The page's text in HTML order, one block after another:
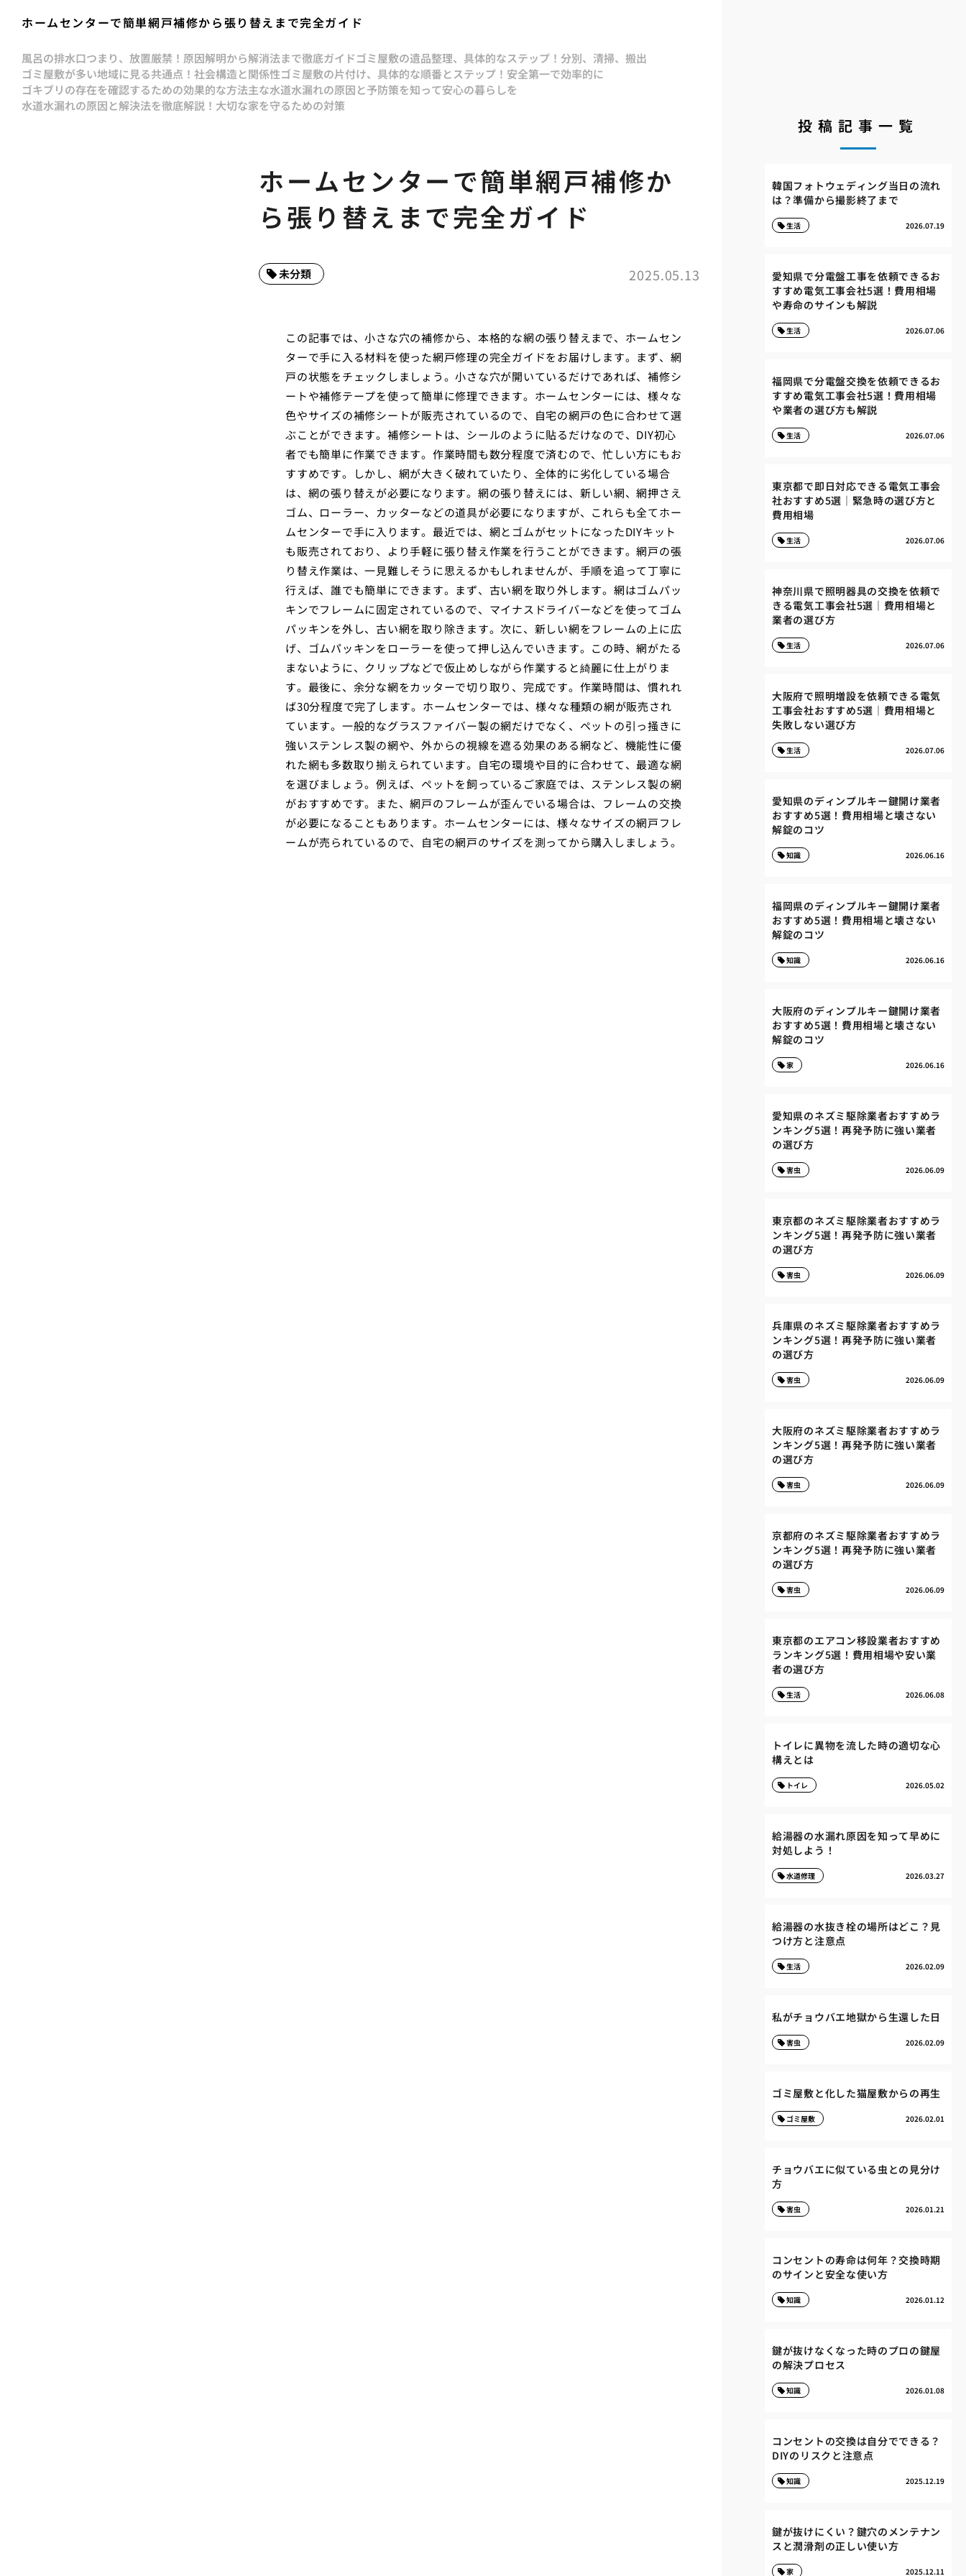
ホームセンターで簡単網戸補修から張り替えまで完全ガイド
風呂の排水口つまり、放置厳禁！原因解明から解消法まで徹底ガイドゴミ屋敷の遺品整理、具体的なステップ！分別、清掃、搬出
ゴミ屋敷が多い地域に見る共通点！社会構造と関係性ゴミ屋敷の片付け、具体的な順番とステップ！安全第一で効率的に
ゴキブリの存在を確認するための効果的な方法主な水道水漏れの原因と予防策を知って安心の暮らしを
水道水漏れの原因と解決法を徹底解説！大切な家を守るための対策
ホームセンターで簡単網戸補修か
ら張り替えまで完全ガイド
2025.05.13
未分類
この記事では、小さな穴の補修から、本格的な網の張り替えまで、ホームセン
ターで手に入る材料を使った網戸修理の完全ガイドをお届けします。まず、網
戸の状態をチェックしましょう。小さな穴が開いているだけであれば、補修シ
ートや補修テープを使って簡単に修理できます。ホームセンターには、様々な
色やサイズの補修シートが販売されているので、自宅の網戸の色に合わせて選
ぶことができます。補修シートは、シールのように貼るだけなので、DIY初心
者でも簡単に作業できます。作業時間も数分程度で済むので、忙しい方にもお
すすめです。しかし、網が大きく破れていたり、全体的に劣化している場合
は、網の張り替えが必要になります。網の張り替えには、新しい網、網押さえ
ゴム、ローラー、カッターなどの道具が必要になりますが、これらも全てホー
ムセンターで手に入ります。最近では、網とゴムがセットになったDIYキット
も販売されており、より手軽に張り替え作業を行うことができます。網戸の張
り替え作業は、一見難しそうに思えるかもしれませんが、手順を追って丁寧に
行えば、誰でも簡単にできます。まず、古い網を取り外します。網はゴムパッ
キンでフレームに固定されているので、マイナスドライバーなどを使ってゴム
パッキンを外し、古い網を取り除きます。次に、新しい網をフレームの上に広
げ、ゴムパッキンをローラーを使って押し込んでいきます。この時、網がたる
まないように、クリップなどで仮止めしながら作業すると綺麗に仕上がりま
す。最後に、余分な網をカッターで切り取り、完成です。作業時間は、慣れれ
ば30分程度で完了します。ホームセンターでは、様々な種類の網が販売され
ています。一般的なグラスファイバー製の網だけでなく、ペットの引っ掻きに
強いステンレス製の網や、外からの視線を遮る効果のある網など、機能性に優
れた網も多数取り揃えられています。自宅の環境や目的に合わせて、最適な網
を選びましょう。例えば、ペットを飼っているご家庭では、ステンレス製の網
がおすすめです。また、網戸のフレームが歪んでいる場合は、フレームの交換
が必要になることもあります。ホームセンターには、様々なサイズの網戸フレ
ームが売られているので、自宅の網戸のサイズを測ってから購入しましょう。
投稿記事一覧
韓国フォトウェディング当日の流れ
は？準備から撮影終了まで
2026.07.19
生活
愛知県で分電盤工事を依頼できるお
すすめ電気工事会社5選！費用相場
や寿命のサインも解説
2026.07.06
生活
福岡県で分電盤交換を依頼できるお
すすめ電気工事会社5選！費用相場
や業者の選び方も解説
2026.07.06
生活
東京都で即日対応できる電気工事会
社おすすめ5選｜緊急時の選び方と
費用相場
2026.07.06
生活
神奈川県で照明器具の交換を依頼で
きる電気工事会社5選｜費用相場と
業者の選び方
2026.07.06
生活
大阪府で照明増設を依頼できる電気
工事会社おすすめ5選｜費用相場と
失敗しない選び方
2026.07.06
生活
愛知県のディンプルキー鍵開け業者
おすすめ5選！費用相場と壊さない
解錠のコツ
2026.06.16
知識
福岡県のディンプルキー鍵開け業者
おすすめ5選！費用相場と壊さない
解錠のコツ
2026.06.16
知識
大阪府のディンプルキー鍵開け業者
おすすめ5選！費用相場と壊さない
解錠のコツ
2026.06.16
家
愛知県のネズミ駆除業者おすすめラ
ンキング5選！再発予防に強い業者
の選び方
2026.06.09
害虫
東京都のネズミ駆除業者おすすめラ
ンキング5選！再発予防に強い業者
の選び方
2026.06.09
害虫
兵庫県のネズミ駆除業者おすすめラ
ンキング5選！再発予防に強い業者
の選び方
2026.06.09
害虫
大阪府のネズミ駆除業者おすすめラ
ンキング5選！再発予防に強い業者
の選び方
2026.06.09
害虫
京都府のネズミ駆除業者おすすめラ
ンキング5選！再発予防に強い業者
の選び方
2026.06.09
害虫
東京都のエアコン移設業者おすすめ
ランキング5選！費用相場や安い業
者の選び方
2026.06.08
生活
トイレに異物を流した時の適切な心
構えとは
2026.05.02
トイレ
給湯器の水漏れ原因を知って早めに
対処しよう！
2026.03.27
水道修理
給湯器の水抜き栓の場所はどこ？見
つけ方と注意点
2026.02.09
生活
私がチョウバエ地獄から生還した日
2026.02.09
害虫
ゴミ屋敷と化した猫屋敷からの再生
2026.02.01
ゴミ屋敷
チョウバエに似ている虫との見分け
方
2026.01.21
害虫
コンセントの寿命は何年？交換時期
のサインと安全な使い方
2026.01.12
知識
鍵が抜けなくなった時のプロの鍵屋
の解決プロセス
2026.01.08
知識
コンセントの交換は自分でできる？
DIYのリスクと注意点
2025.12.19
知識
鍵が抜けにくい？鍵穴のメンテナン
スと潤滑剤の正しい使い方
2025.12.11
家